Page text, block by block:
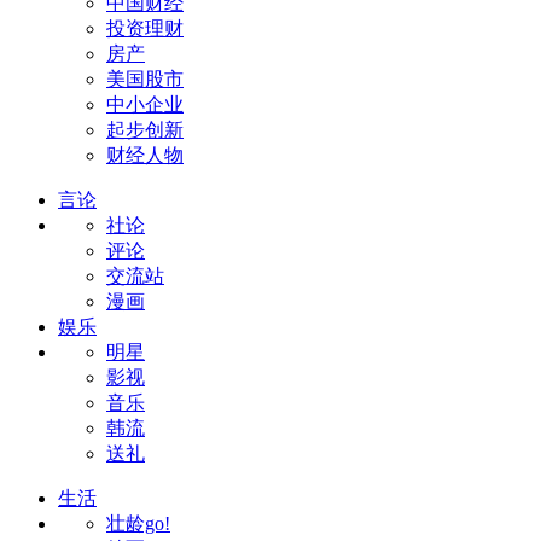
投资理财
房产
美国股市
中小企业
起步创新
财经人物
言论
社论
评论
交流站
漫画
娱乐
明星
影视
音乐
韩流
送礼
生活
壮龄go!